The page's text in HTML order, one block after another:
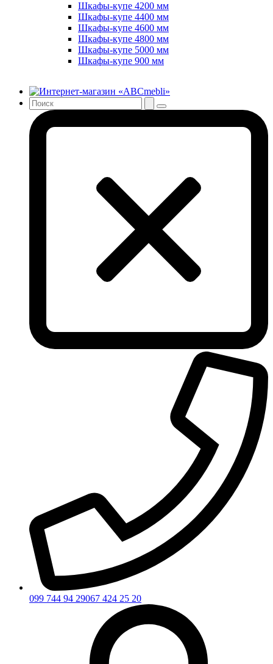
Шкафы-купе 4200 мм
Шкафы-купе 4400 мм
Шкафы-купе 4600 мм
Шкафы-купе 4800 мм
Шкафы-купе 5000 мм
Шкафы-купе 900 мм
099 744 94 29067 424 25 20